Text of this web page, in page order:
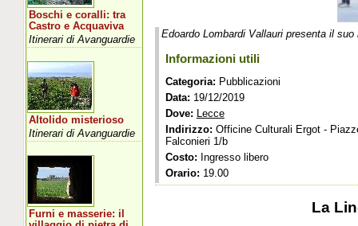
Edoardo Lombardi Vallauri presenta il suo
Informazioni utili
Categoria: Pubblicazioni
Data: 19/12/2019
Dove: Lecce
Indirizzo: Officine Culturali Ergot -
Falconieri 1/b
Costo: Ingresso libero
Orario: 19.00
La
Boschi e coralli: tra
Castro e Acquaviva
Itinerari di Avanguardie
Altolido misterioso
Itinerari di Avanguardie
Furni e masserie: il